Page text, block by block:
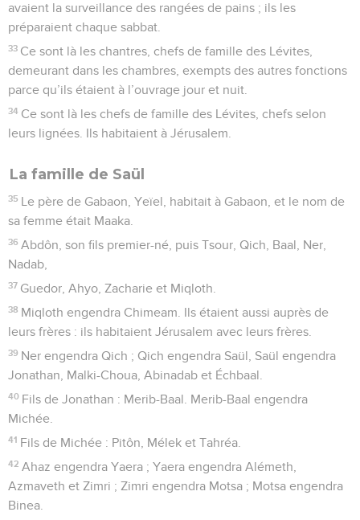
avaient la surveillance des rangées de pains ; ils les
préparaient chaque sabbat.
33 Ce sont là les chantres, chefs de famille des Lévites,
demeurant dans les chambres, exempts des autres fonctions
parce qu’ils étaient à l’ouvrage jour et nuit.
34 Ce sont là les chefs de famille des Lévites, chefs selon
leurs lignées. Ils habitaient à Jérusalem.
La famille de Saül
35 Le père de Gabaon, Yeïel, habitait à Gabaon, et le nom de
sa femme était Maaka.
36 Abdôn, son fils premier-né, puis Tsour, Qich, Baal, Ner,
Nadab,
37 Guedor, Ahyo, Zacharie et Miqloth.
38 Miqloth engendra Chimeam. Ils étaient aussi auprès de
leurs frères : ils habitaient Jérusalem avec leurs frères.
39 Ner engendra Qich ; Qich engendra Saül, Saül engendra
Jonathan, Malki-Choua, Abinadab et Échbaal.
40 Fils de Jonathan : Merib-Baal. Merib-Baal engendra
Michée.
41 Fils de Michée : Pitôn, Mélek et Tahréa.
42 Ahaz engendra Yaera ; Yaera engendra Alémeth,
Azmaveth et Zimri ; Zimri engendra Motsa ; Motsa engendra
Binea.